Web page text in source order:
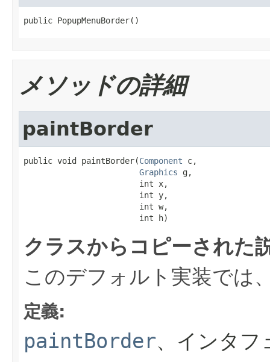
public PopupMenuBorder()
メソッドの詳細
paintBorder
public void paintBorder(Component c,
Graphics g,
                        int x,
                        int y,
                        int w,
                        int h)
クラスからコピーされた
このデフォルト実装では
定義:
paintBorder、インタフ